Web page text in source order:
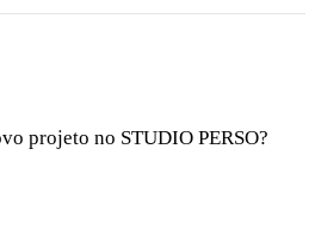
projeto no STUDIO PERSO?